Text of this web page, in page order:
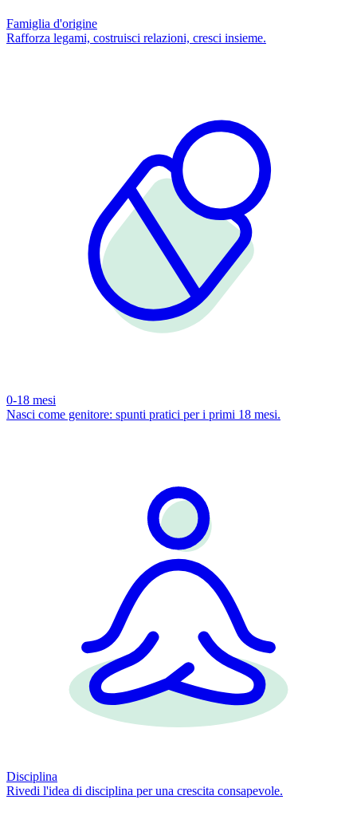
Famiglia d'origine
Rafforza legami, costruisci relazioni, cresci insieme.
0-18 mesi
Nasci come genitore: spunti pratici per i primi 18 mesi.
Disciplina
Rivedi l'idea di disciplina per una crescita consapevole.